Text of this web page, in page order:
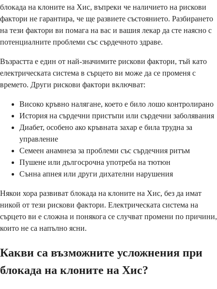
блокада на клоните на Хис, въпреки че наличието на рискови
фактори не гарантира, че ще развиете състоянието. Разбирането
на тези фактори ви помага на вас и вашия лекар да сте наясно с
потенциалните проблеми със сърдечното здраве.
Възрастта е един от най-значимите рискови фактори, тъй като
електрическата система в сърцето ви може да се променя с
времето. Други рискови фактори включват:
Високо кръвно налягане, което е било лошо контролирано
История на сърдечни пристъпи или сърдечни заболявания
Диабет, особено ако кръвната захар е била трудна за
управление
Семеен анамнеза за проблеми със сърдечния ритъм
Пушене или дългосрочна употреба на тютюн
Сънна апнея или други дихателни нарушения
Някои хора развиват блокада на клоните на Хис, без да имат
никой от тези рискови фактори. Електрическата система на
сърцето ви е сложна и понякога се случват промени по причини,
които не са напълно ясни.
Какви са възможните усложнения при
блокада на клоните на Хис?